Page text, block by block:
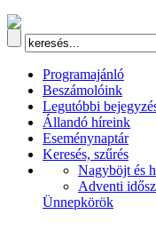
Programajánló
Beszámolóink
Legutóbbi
Állandó híreink
Eseménynaptár
Keresés, szűrés
Nagyböjt és
Adventi
Ünnepkörök